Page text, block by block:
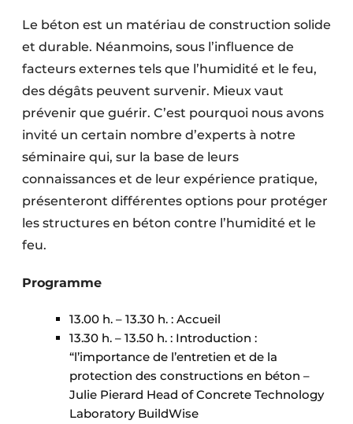
Géotextiles
Infrastructures souterraines et égouttage
Protection solaire
Rénovation
Sécurité incendie
Techniques ferroviaires
Travaux ferroviaires
Le béton est un matériau de construction solide
et durable. Néanmoins, sous l’influence de
facteurs externes tels que l’humidité et le feu,
des dégâts peuvent survenir. Mieux vaut
prévenir que guérir. C’est pourquoi nous avons
invité un certain nombre d’experts à notre
séminaire qui, sur la base de leurs
connaissances et de leur expérience pratique,
présenteront différentes options pour protéger
les structures en béton contre l’humidité et le
feu.
Programme
13.00 h. – 13.30 h. : Accueil
13.30 h. – 13.50 h. : Introduction :
“l’importance de l’entretien et de la
protection des constructions en béton –
Julie Pierard Head of Concrete Technology
Laboratory BuildWise